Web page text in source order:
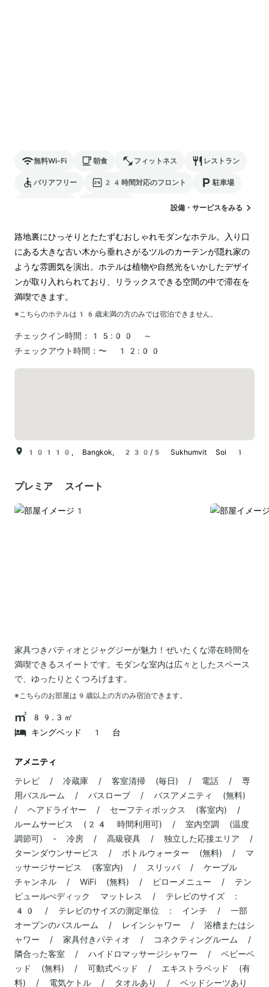
無料Wi-Fi 朝食 フィットネス レストラン
バリアフリー 24時間対応のフロント 駐車場
設備・サービスをみる
路地裏にひっそりとたたずむおしゃれモダンなホテル。入り口
にある大きな古い木から垂れさがるツルのカーテンが隠れ家の
ような雰囲気を演出。ホテルは植物や自然光をいかしたデザイ
ンが取り入れられており、リラックスできる空間の中で滞在を
満喫できます。
※こちらのホテルは 16 歳未満の方のみでは宿泊できません。
チェックイン時間：
15:00 ～
チェックアウト時間： 〜 12:00
10110, Bangkok, 230/5 Sukhumvit Soi 1
プレミア スイート
家具つきパティオとジャグジーが魅力！ぜいたくな滞在時間を
満喫できるスイートです。モダンな室内は広々としたスペース
で、ゆったりとくつろげます。
※こちらのお部屋は 9 歳以上の方のみ宿泊できます。
89.3㎡
キングベッド 1 台
アメニティ
テレビ / 冷蔵庫 / 客室清掃 (毎日) / 電話 / 専
用バスルーム / バスローブ / バスアメニティ (無料)
/ ヘアドライヤー / セーフティボックス (客室内) /
ルームサービス (24 時間利用可) / 室内空調 (温度
調節可) - 冷房 / 高級寝具 / 独立した応接エリア /
ターンダウンサービス / ボトルウォーター (無料) / マ
ッサージサービス (客室内) / スリッパ / ケーブル
チャンネル / WiFi (無料) / ピローメニュー / テン
ピュールぺディック マットレス / テレビのサイズ :
40 / テレビのサイズの測定単位 : インチ / 一部
オープンのバスルーム / レインシャワー / 浴槽またはシ
ャワー / 家具付きパティオ / コネクティングルーム /
隣合った客室 / ハイドロマッサージシャワー / ベビーベ
ッド (無料) / 可動式ベッド / エキストラベッド (有
料) / 電気ケトル / タオルあり / ベッドシーツあり